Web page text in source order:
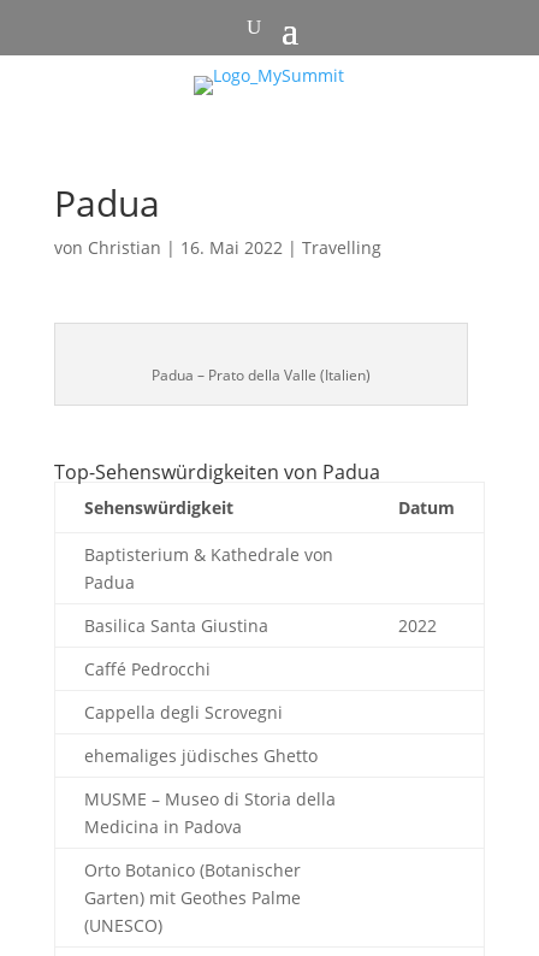
Padua
von Christian | 16. Mai 2022| Travelling
Padua – Prato della Valle (Italien)
Top-Sehenswürdigkeiten von Padua
Sehenswürdigkeit Datum
Baptisterium & Kathedrale von
Padua
Basilica Santa Giustina
2022
Caffé Pedrocchi
Cappella degli Scrovegni
ehemaliges jüdisches Ghetto
MUSME – Museo di Storia della
Medicina in Padova
Orto Botanico (Botanischer
Garten) mit Geothes Palme
(UNESCO)